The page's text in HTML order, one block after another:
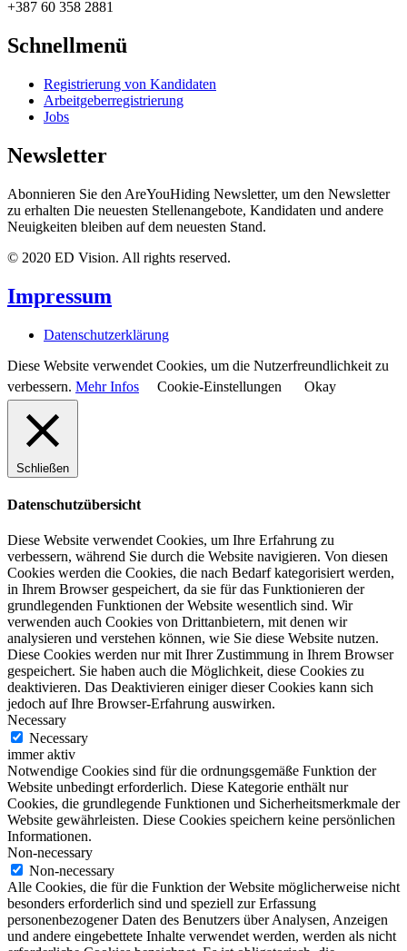
+387 60 358 2881
Schnellmenü
Registrierung von Kandidaten
Arbeitgeberregistrierung
Jobs
Newsletter
Abonnieren Sie den AreYouHiding Newsletter, um den Newsletter
zu erhalten Die neuesten Stellenangebote, Kandidaten und andere
Neuigkeiten bleiben auf dem neuesten Stand.
© 2020 ED Vision. All rights reserved.
Impressum
Datenschutzerklärung
Diese Website verwendet Cookies, um die Nutzerfreundlichkeit zu
verbessern. Mehr Infos Cookie-Einstellungen Okay
Schließen
Datenschutzübersicht
Diese Website verwendet Cookies, um Ihre Erfahrung zu
verbessern, während Sie durch die Website navigieren. Von diesen
Cookies werden die Cookies, die nach Bedarf kategorisiert werden,
in Ihrem Browser gespeichert, da sie für das Funktionieren der
grundlegenden Funktionen der Website wesentlich sind. Wir
verwenden auch Cookies von Drittanbietern, mit denen wir
analysieren und verstehen können, wie Sie diese Website nutzen.
Diese Cookies werden nur mit Ihrer Zustimmung in Ihrem Browser
gespeichert. Sie haben auch die Möglichkeit, diese Cookies zu
deaktivieren. Das Deaktivieren einiger dieser Cookies kann sich
jedoch auf Ihre Browser-Erfahrung auswirken.
Necessary
Necessary
immer aktiv
Notwendige Cookies sind für die ordnungsgemäße Funktion der
Website unbedingt erforderlich. Diese Kategorie enthält nur
Cookies, die grundlegende Funktionen und Sicherheitsmerkmale der
Website gewährleisten. Diese Cookies speichern keine persönlichen
Informationen.
Non-necessary
Non-necessary
Alle Cookies, die für die Funktion der Website möglicherweise nicht
besonders erforderlich sind und speziell zur Erfassung
personenbezogener Daten des Benutzers über Analysen, Anzeigen
und andere eingebettete Inhalte verwendet werden, werden als nicht